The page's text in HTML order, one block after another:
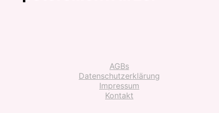
AGBs
Datenschutzerklärung
Impressum
Kontakt